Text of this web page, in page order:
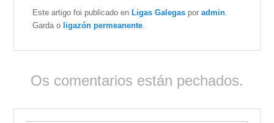
Este artigo foi publicado en Ligas Galegas poradmin
Garda o ligazón permeanente
Os comentarios están pechados.